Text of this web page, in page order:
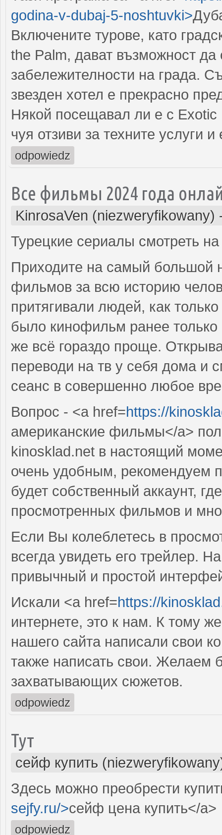
godina-v-dubaj-5-noshtuvki>
Включените турове, като
the Palm, дават възможност да
забележителности на града.
звезден хотел е прекрасно
Някой посещавал ли е с
чуя отзиви за техните услуги и
odpowiedz
Все фильмы 2024 года
KinrosaVen (niezweryfikowany)
Турецкие сериалы смотреть
Приходите на самый большой
фильмов за всю историю
притягивали людей, как
было кинофильм ранее только
же всё гораздо проще.
переводи на тв у себя дома и
сеанс в совершенно любое
Вопрос - <a href=https://
американские фильмы</a>
kinosklad.net в настоящий
очень удобным, рекомендуем
будет собственный аккаунт,
просмотренных фильмов и
Если Вы колеблетесь в
всегда увидеть его трейлер.
привычный и простой
Искали <a href=https://
интернете, это к нам. К тому
нашего сайта написали свои
также написать свои. Желаем
захватывающих сюжетов.
odpowiedz
Тут
сейф купить
Здесь можно преобрести
sejfy.ru/>сейф цена купить</a>
odpowiedz